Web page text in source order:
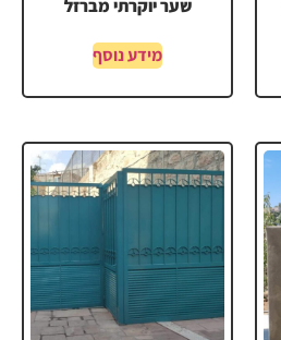
שער יוקרתי מברזל
מידע נוסף